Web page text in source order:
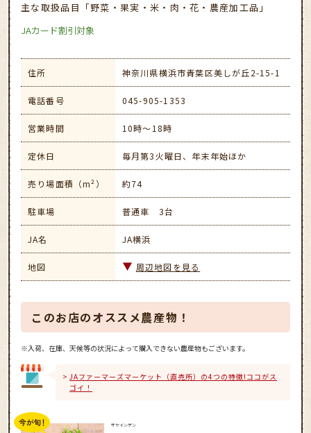
主な取扱品目「野菜・果実・米・肉・花・農産加工品」
JAカード割引対象
住所 神奈川県横浜市青葉区美しが丘2-15-1
電話番号 045-905-1353
営業時間 10時～18時
定休日 毎月第3火曜日、年末年始ほか
売り場面積（m²） 約74
駐車場 普通車 3台
JA名 JA横浜
地図 周辺地図を見る
このお店のオススメ農産物！
※入荷、在庫、天候等の状況によって購入できない農産物もございます。
JAファーマーズマーケット（直売所）の4つの特徴!ココがス
ゴイ！
サヤインゲン